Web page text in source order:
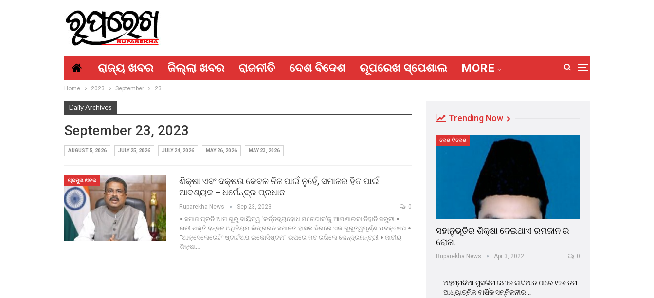
ରାଜ୍ୟ ଖବର ଜିଲ୍ଲା ଖବର ରାଜନୀତି ଦେଶ ବିଦେଶ ରୂପରେଖ ସ୍ପେଶାଲ MORE
Home 2023 September 23
Daily Archives
September 23, 2023
AUGUST 5, 2026 JULY 25, 2026 JULY 24, 2026 MAY 26, 2026 MAY 23, 2026
ପ୍ରମୁଖ ଖବର
ଶିକ୍ଷା ଏବଂ ଦକ୍ଷତା କେବଳ ନିଜ ପାଇଁ ନୁହେଁ, ସମାଜର ହିତ ପାଇଁ
ଆବଶ୍ୟକ – ଧର୍ମେନ୍ଦ୍ର ପ୍ରଧାନ
Ruparekha News Sep 23, 2023 0
• ସମାଜ ପ୍ରତି ଆମ ଗୁରୁ ଦାୟିତ୍ୱ ‘କର୍ତ୍ତବ୍ୟବୋଧ ମନୋଭାବ’କୁ ଆପଣାଇବା ନିହାତି ଜରୁରୀ •
ନାରୀ ଶକ୍ତି ବନ୍ଦନ ଅଧିନିୟମ ଲିଙ୍ଗଗତ ସମାନତା ହାସଲ ଦିଗରେ ଏକ ଗୁରୁତ୍ୱପୂର୍ଣ୍ଣ ପଦକ୍ଷେପ •
"ଆକ୍ସେଲେରେଟିଂ ଷ୍ଟାର୍ଟଅପ ଇକୋସିଷ୍ଟମ" ଉପରେ ମତ ରଖିଲେ କେନ୍ଦ୍ରମନ୍ତ୍ରୀ • ଜାତୀୟ
ଶିକ୍ଷା…
Trending Now
ଦେଶ ବିଦେଶ
ସହାନୁଭୂତିର ଶିକ୍ଷା ଦେଇଥାଏ ରମଜାନ ର
ରୋଜା
Ruparekha News Apr 3, 2022 0
ଅହମ୍ମଦିଆ ମୁସଲିମ ଜମାତ କାଦିଆନ ଠାରେ ୧୨୬ ତମ
ଆଧ୍ୟାତ୍ମିକ ବାର୍ଷିକ ସମ୍ମିଳନୀର…